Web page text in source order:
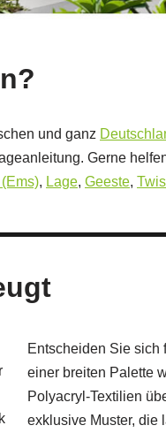
und ganz
Gerne
, Lage, Geeste,
Entscheiden Sie sich
einer breiten Palette
Polyacryl‑Textilien
exklusive Muster, die